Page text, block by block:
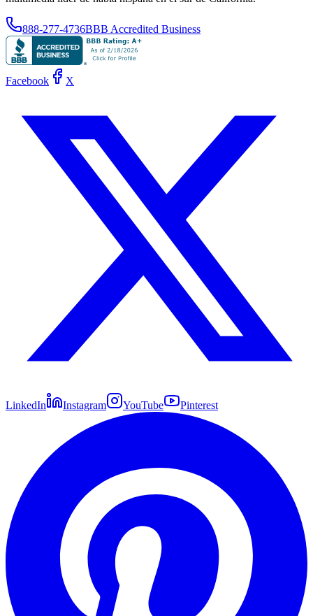
888-277-4736BBB Accredited Business
Facebook X
LinkedIn Instagram YouTube Pinterest